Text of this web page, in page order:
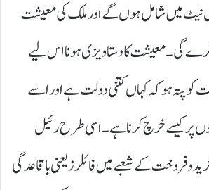
نیٹ میں شامل ہوں گے اور ملک کی معیشت
گی۔ معیشت کا دستاویزی ہونا اس لیے
پتہ ہو کہ کہاں کتنی دولت ہے اور اسے
پر کیسے خرچ کرنا ہے۔ اسی طرح رئیل
و فروخت کے شعبے میں فائلرز یعنی باقاعدگی